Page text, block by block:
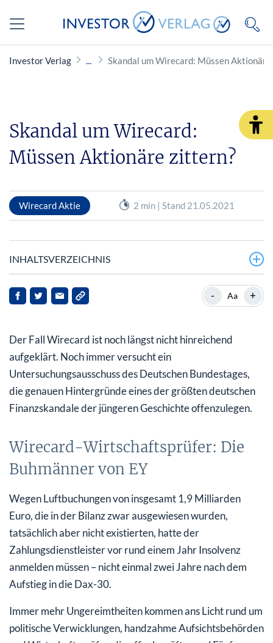
Investor Verlag Skandal um Wirecard: Müssen
Skandal um Wirecard:
Müssen Aktionäre zittern?
Wirecard Aktie 2 min | Stand 21.05.2021
INHALTSVERZEICHNIS
Wirecard-Wirtschaftsprüfer: Die Buhmänner von EY
Konsequenzen für Bafin und Dax
Nachhaltige Schäden und langwierige Aufarbeitung
- Aa +
Der Fall Wirecard ist noch längst nicht hinreichend
aufgeklärt. Noch immer versucht ein
Untersuchungsausschuss des Deutschen Bundestages,
die genauen Hintergründe eines der größten deutschen
Finanzskandale der jüngeren Geschichte offenzulegen.
Wirecard-Wirtschaftsprüfer: Die
Buhmänner von EY
Wegen Luftbuchungen von insgesamt 1,9 Milliarden
Euro, die in der Bilanz zwar ausgewiesen wurden,
tatsächlich aber nicht existierten, hatte der
Zahlungsdienstleister vor rund einem Jahr Insolvenz
anmelden müssen – nicht einmal zwei Jahre nach dem
Aufstieg in die Dax-30.
Immer mehr Ungereimtheiten kommen ans Licht rund um
politische Verwicklungen, handzahme Aufsichtsbehörden